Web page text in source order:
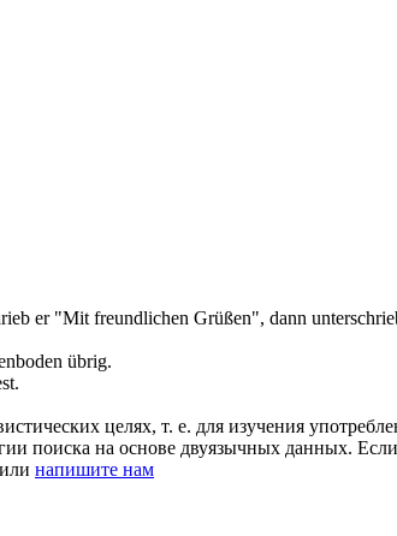
er "Mit freundlichen Grüßen", dann
übrig.
целях, т. е. для изучения
поиска на основе двуязычных данных.
напишите нам